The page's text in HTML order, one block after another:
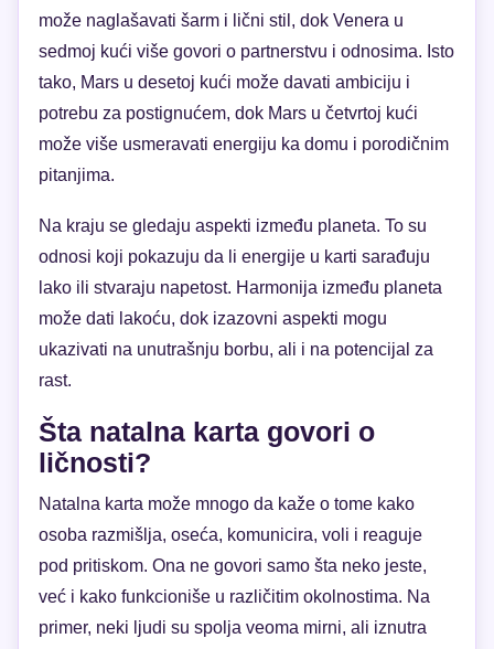
može naglašavati šarm i lični stil, dok Venera u
sedmoj kući više govori o partnerstvu i odnosima. Isto
tako, Mars u desetoj kući može davati ambiciju i
potrebu za postignućem, dok Mars u četvrtoj kući
može više usmeravati energiju ka domu i porodičnim
pitanjima.
Na kraju se gledaju aspekti između planeta. To su
odnosi koji pokazuju da li energije u karti sarađuju
lako ili stvaraju napetost. Harmonija između planeta
može dati lakoću, dok izazovni aspekti mogu
ukazivati na unutrašnju borbu, ali i na potencijal za
rast.
Šta natalna karta govori o
ličnosti?
Natalna karta može mnogo da kaže o tome kako
osoba razmišlja, oseća, komunicira, voli i reaguje
pod pritiskom. Ona ne govori samo šta neko jeste,
već i kako funkcioniše u različitim okolnostima. Na
primer, neki ljudi su spolja veoma mirni, ali iznutra